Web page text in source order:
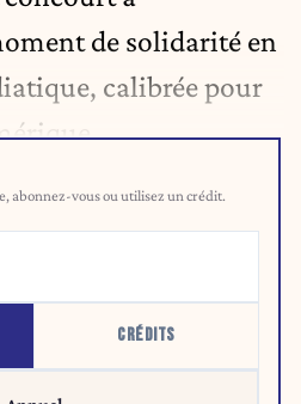
de solidarité en
calibrée pour
abonnez-vous ou utilisez un crédit.
CRÉDITS